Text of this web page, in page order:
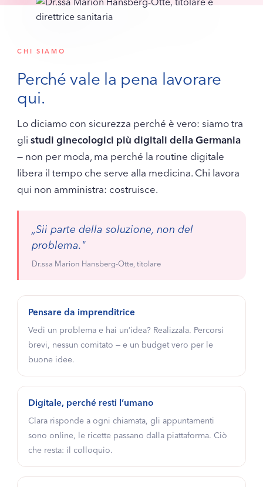
Pavimento pelvico
Prevenzione donne 40+
Metabolismo & peso
Flora vaginale & infezioni
Pelle, capelli & ormoni
La maggior parte delle domande trova risposta nelle nostre FAQ —
FACE2FACE
Rosgartenstraße 27
CHI SIAMO
Perché vale la pena lavorare
qui.
Lo diciamo con sicurezza perché è vero: siamo tra
glistudi ginecologici più digitali della Germania
— non per moda, ma perché la routine digitale
libera il tempo che serve alla medicina. Chi lavora
qui non amministra: costruisce.
„Sii parte della soluzione, non del
problema."
Dr.ssa Marion Hansberg-Otte, titolare
Pensare da imprenditrice
Vedi un problema e hai un’idea? Realizzala. Percorsi
brevi, nessun comitato — e un budget vero per le
buone idee.
Digitale, perché resti l’umano
Clara risponde a ogni chiamata, gli appuntamenti
sono online, le ricette passano dalla piattaforma. Ciò
che resta: il colloquio.